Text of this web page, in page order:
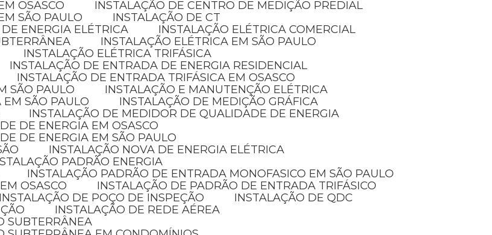
OSASCO
INSTALAÇÃO DE CENTRO DE MEDIÇÃO PREDIAL
SÃO PAULO
INSTALAÇÃO DE CT
ENERGIA ELÉTRICA
INSTALAÇÃO ELÉTRICA COMERCIAL
INSTALAÇÃO ELÉTRICA EM SÃO PAULO
INSTALAÇÃO ELÉTRICA TRIFÁSICA
INSTALAÇÃO DE ENTRADA DE ENERGIA RESIDENCIAL
INSTALAÇÃO DE ENTRADA TRIFÁSICA EM OSASCO
SÃO PAULO
INSTALAÇÃO E MANUTENÇÃO ELÉTRICA
EM SÃO PAULO
INSTALAÇÃO DE MEDIÇÃO GRÁFICA
INSTALAÇÃO DE MEDIDOR DE QUALIDADE DE ENERGIA
DE ENERGIA EM OSASCO
DE ENERGIA EM SÃO PAULO
INSTALAÇÃO NOVA DE ENERGIA ELÉTRICA
PADRÃO ENERGIA
INSTALAÇÃO PADRÃO DE ENTRADA MONOFASICO EM SÃO PAULO
OSASCO
INSTALAÇÃO DE PADRÃO DE ENTRADA TRIFÁSICO
INSTALAÇÃO DE POÇO DE INSPEÇÃO
INSTALAÇÃO DE QDC
INSTALAÇÃO DE REDE AÉREA
SUBTERRÂNEA